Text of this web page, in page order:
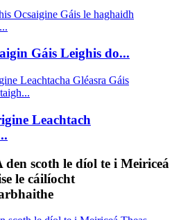
Gáis Leighis do...
Leachtach
den scoth le díol te i Meiriceá
le cáilíocht